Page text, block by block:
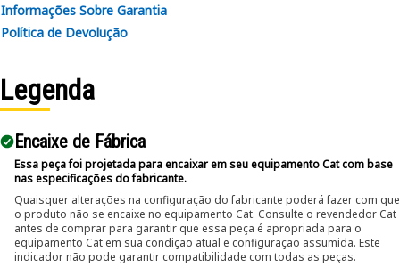
Informações Sobre Garantia
Política de Devolução
Legenda
Encaixe de Fábrica
Essa peça foi projetada para encaixar em seu equipamento Cat com base
nas especificações do fabricante.
Quaisquer alterações na configuração do fabricante poderá fazer com que
o produto não se encaixe no equipamento Cat. Consulte o revendedor Cat
antes de comprar para garantir que essa peça é apropriada para o
equipamento Cat em sua condição atual e configuração assumida. Este
indicador não pode garantir compatibilidade com todas as peças.